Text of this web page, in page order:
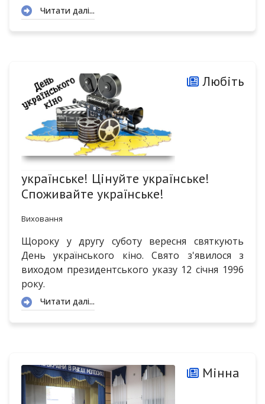
Читати далі...
Любіть
українське! Цінуйте українське!
Споживайте українське!
Виховання
Щороку у другу суботу вересня святкують
День українського кіно. Свято з'явилося з
виходом президентського указу 12 січня 1996
року.
Читати далі...
Мінна